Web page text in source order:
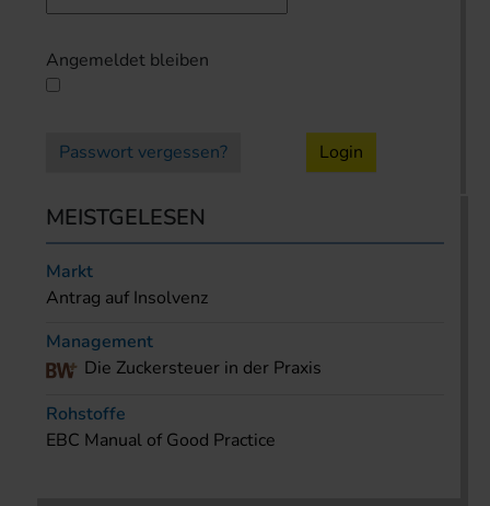
Angemeldet bleiben
Passwort vergessen? Login
MEISTGELESEN
Markt
Antrag auf Insolvenz
Management
Die Zuckersteuer in der Praxis
Rohstoffe
EBC Manual of Good Practice